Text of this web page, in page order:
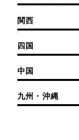
関西
四国
中国
九州・沖縄